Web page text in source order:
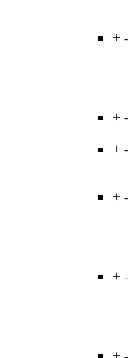
+ -
+ -
+ -
+ -
+ -